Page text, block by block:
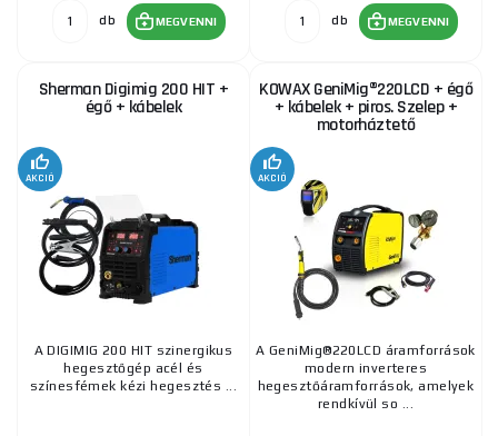
db MEGVENNI db MEGVENNI
Sherman Digimig 200 HIT +
égő + kábelek
AKCIÓ
A DIGIMIG 200 HIT szinergikus
hegesztőgép acél és
színesfémek kézi hegesztés ...
KOWAX GeniMig®220LCD + égő
+ kábelek + piros. Szelep +
motorháztető
AKCIÓ
A GeniMig®220LCD áramforrások
modern inverteres
hegesztőáramforrások, amelyek
rendkívül so ...